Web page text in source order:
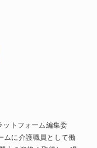
ットフォーム編集委
ムに介護職員として働